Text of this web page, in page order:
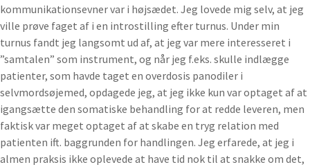
kommunikationsevner var i højsædet. Jeg lovede mig selv, at jeg
ville prøve faget af i en introstilling efter turnus. Under min
turnus fandt jeg langsomt ud af, at jeg var mere interesseret i
”samtalen” som instrument, og når jeg f.eks. skulle indlægge
patienter, som havde taget en overdosis panodiler i
selvmordsøjemed, opdagede jeg, at jeg ikke kun var optaget af at
igangsætte den somatiske behandling for at redde leveren, men
faktisk var meget optaget af at skabe en tryg relation med
patienten ift. baggrunden for handlingen. Jeg erfarede, at jeg i
almen praksis ikke oplevede at have tid nok til at snakke om det,